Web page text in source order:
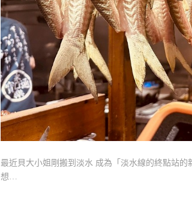
最近貝大小姐剛搬到淡水 成為「淡水線的終點站
想…